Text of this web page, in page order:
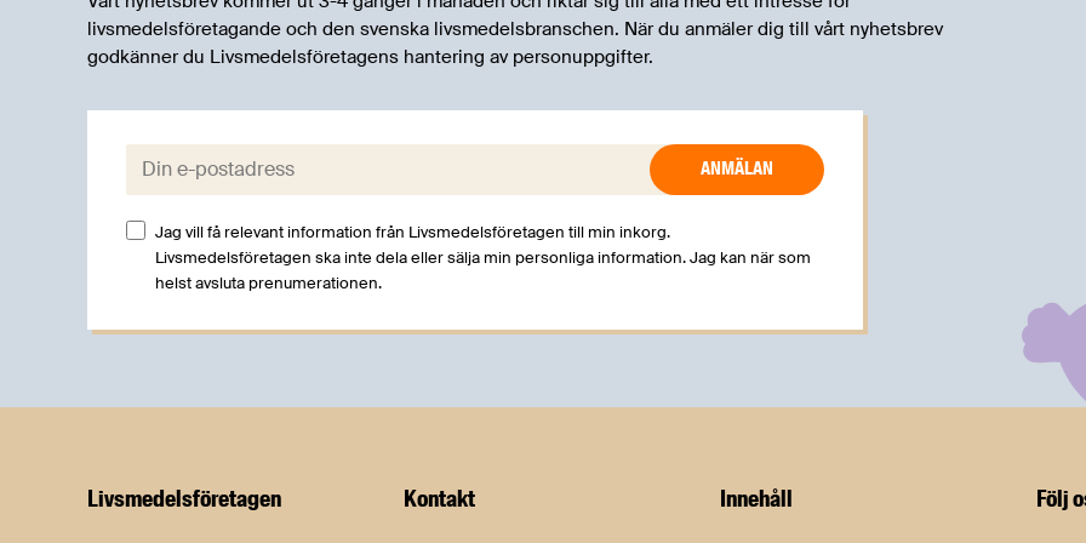
livsmedelsföretagande och den svenska livsmedelsbranschen. När du anmäler dig till vårt nyhetsbrev
godkänner du Livsmedelsföretagens hantering av personuppgifter.
E-post:
Jag vill få relevant information från Livsmedelsföretagen till min inkorg.
Livsmedelsföretagen ska inte dela eller sälja min personliga information. Jag kan när som
helst avsluta prenumerationen.
Livsmedels­företagen Kontakt Innehåll Följ